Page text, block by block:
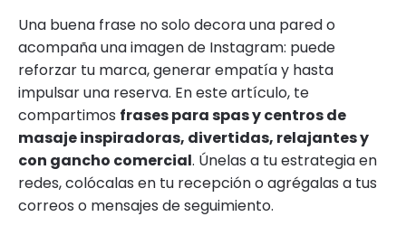
Una buena frase no solo decora una pared o
acompaña una imagen de Instagram: puede
reforzar tu marca, generar empatía y hasta
impulsar una reserva. En este artículo, te
compartimos frases para spas y centros de
masaje inspiradoras, divertidas, relajantes y
con gancho comercial. Únelas a tu estrategia en
redes, colócalas en tu recepción o agrégalas a tus
correos o mensajes de seguimiento.